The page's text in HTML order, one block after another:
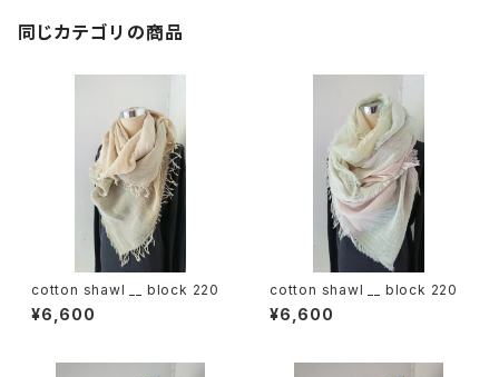
同じカテゴリの商品
cotton shawl __ block 220
¥6,600
cotton shawl __ block 220
¥6,600